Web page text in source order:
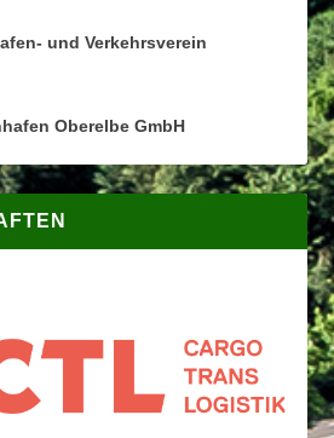
und Verkehrsverein
Oberelbe GmbH